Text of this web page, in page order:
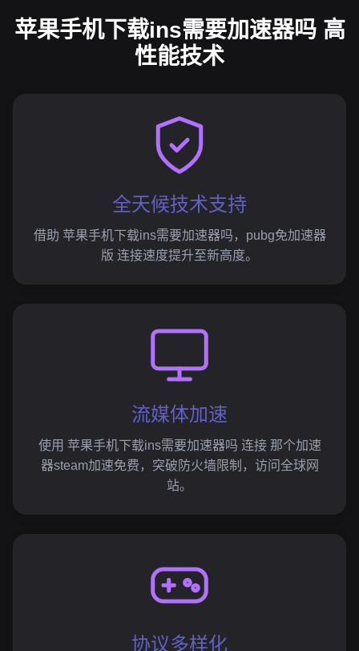
苹果手机下载ins需要加速器吗 高
性能技术
全天候技术支持
借助 苹果手机下载ins需要加速器吗，pubg免加速器
版 连接速度提升至新高度。
流媒体加速
使用 苹果手机下载ins需要加速器吗 连接 那个加速
器steam加速免费，突破防火墙限制，访问全球网
站。
协议多样化